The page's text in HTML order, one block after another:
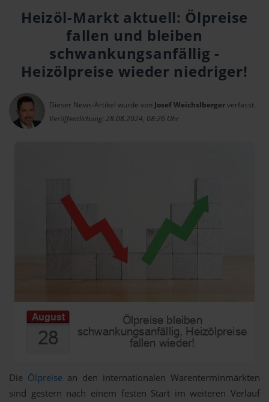
Heizöl-Markt aktuell: Ölpreise
fallen und bleiben
schwankungsanfällig -
Heizölpreise wieder niedriger!
Dieser News-Artikel wurde von Josef Weichslbergerverfasst.
Veröffentlichung: 28.08.2024, 08:26 Uhr
Die Ölpreise an den internationalen Warenterminmärkten
sind gestern nach einem festen Start im weiteren Verlauf